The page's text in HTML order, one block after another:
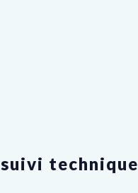
technique